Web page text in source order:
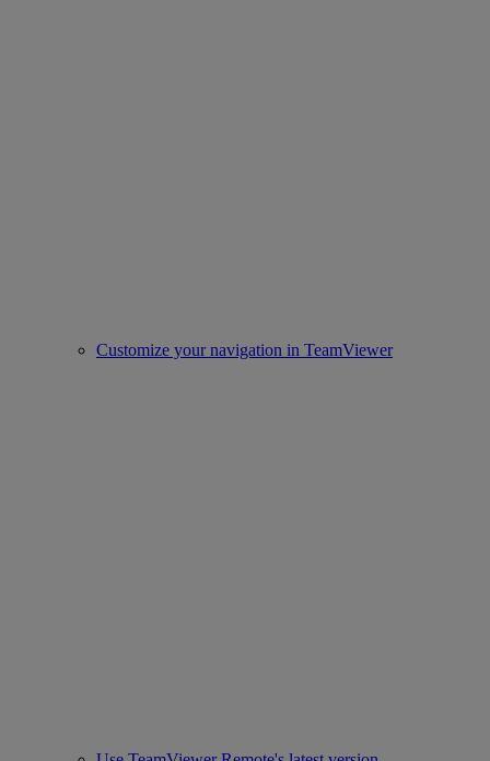
Customize your navigation in TeamViewer